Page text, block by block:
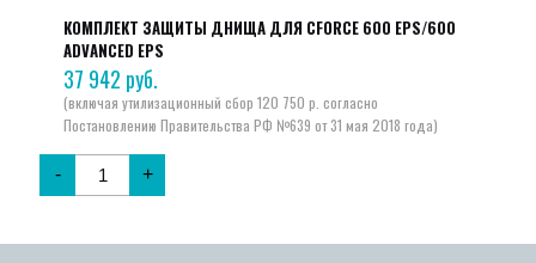
КОМПЛЕКТ ЗАЩИТЫ ДНИЩА ДЛЯ CFORCE 600 EPS/600
ADVANCED EPS
37 942 руб.
- +